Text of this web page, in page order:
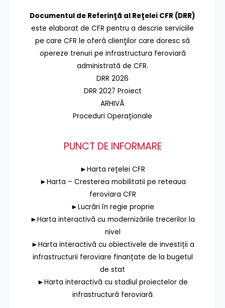
Documentul de Referinţă al Reţelei CFR (DRR)
este elaborat de CFR pentru a descrie serviciile
pe care CFR le oferă clienţilor care doresc să
opereze trenuri pe infrastructura feroviară
administrată de CFR.
DRR 2026
DRR 2027 Proiect
ARHIVĂ
Proceduri Operaționale
PUNCT DE INFORMARE
►Harta rețelei CFR
►Harta – Cresterea mobilitatii pe reteaua
feroviara CFR
►Lucrări în regie proprie
►Harta interactivă cu modernizările trecerilor la
nivel
►Harta interactivă cu obiectivele de investiții a
infrastructurii feroviare finanțate de la bugetul
de stat
►Harta interactivă cu stadiul proiectelor de
infrastructură feroviară